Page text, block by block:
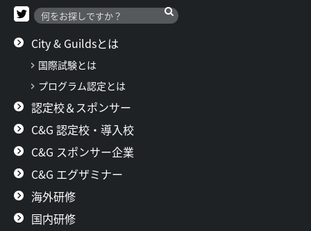
City & Guildsとは
国際試験とは
プログラム認定とは
認定校＆スポンサー
C&G 認定校・導入校
C&G スポンサー企業
C&G エグザミナー
海外研修
国内研修